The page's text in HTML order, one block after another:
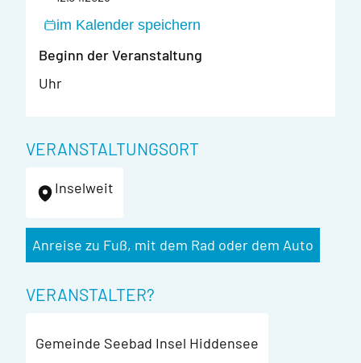
im Kalender speichern
Beginn der Veranstaltung
Uhr
VERANSTALTUNGSORT
Inselweit
Anreise zu Fuß, mit dem Rad oder dem Auto
VERANSTALTER?
Gemeinde Seebad Insel Hiddensee